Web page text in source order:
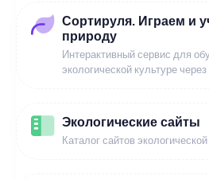
Сортируля. Играем и
природу
Интерактивный сервис для
экологической культуре через
Экологические сайты
Каталог сайтов